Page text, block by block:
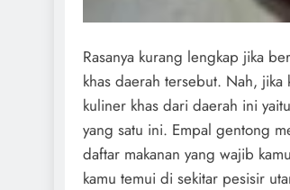
Rasanya kurang lengkap jika
khas daerah tersebut. Nah,
kuliner khas dari daerah ini
yang satu ini. Empal gentong
daftar makanan yang wajib
kamu temui di sekitar pesisir